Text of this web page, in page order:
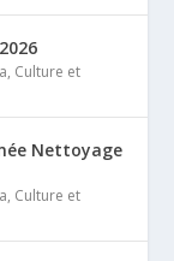
, Culture et
Nettoyage
, Culture et